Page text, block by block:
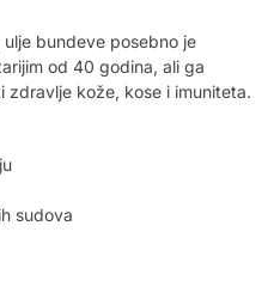
bundeve posebno je
od 40 godina, ali ga
zdravlje kože, kose i imuniteta.
sudova